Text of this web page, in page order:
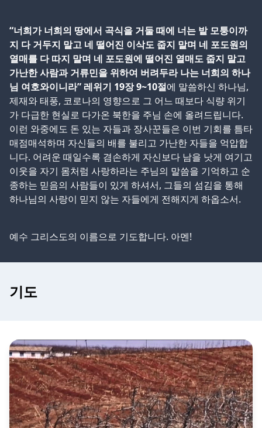
“너희가 너희의 땅에서 곡식을 거둘 때에 너는 밭 모퉁이까
지 다 거두지 말고 네 떨어진 이삭도 줍지 말며 네 포도원의
열매를 다 따지 말며 네 포도원에 떨어진 열매도 줍지 말고
가난한 사람과 거류민을 위하여 버려두라 나는 너희의 하나
님 여호와이니라” 레위기 19장 9~10절에 말씀하신 하나님,
제재와 태풍, 코로나의 영향으로 그 어느 때보다 식량 위기
가 다급한 현실로 다가온 북한을 주님 손에 올려드립니다.
이런 와중에도 돈 있는 자들과 장사꾼들은 이번 기회를 틈타
매점매석하며 자신들의 배를 불리고 가난한 자들을 억압합
니다. 어려운 때일수록 겸손하게 자신보다 남을 낫게 여기고
이웃을 자기 몸처럼 사랑하라는 주님의 말씀을 기억하고 순
종하는 믿음의 사람들이 있게 하셔서, 그들의 섬김을 통해
하나님의 사랑이 믿지 않는 자들에게 전해지게 하옵소서.
예수 그리스도의 이름으로 기도합니다. 아멘!
기도